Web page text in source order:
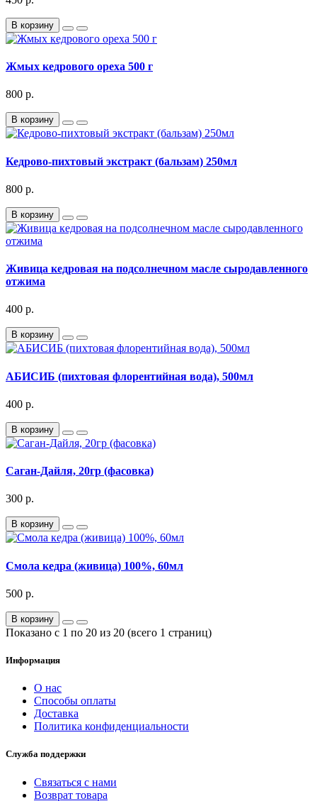
В корзину
Жмых кедрового ореха 500 г
800 р.
В корзину
Кедрово-пихтовый экстракт (бальзам) 250мл
800 р.
В корзину
Живица кедровая на подсолнечном масле сыродавленного
отжима
400 р.
В корзину
АБИСИБ (пихтовая флорентийная вода), 500мл
400 р.
В корзину
Саган-Дайля, 20гр (фасовка)
300 р.
В корзину
Смола кедра (живица) 100%, 60мл
500 р.
В корзину
Показано с 1 по 20 из 20 (всего 1 страниц)
Информация
О нас
Способы оплаты
Доставка
Политика конфиденциальности
Служба поддержки
Связаться с нами
Возврат товара